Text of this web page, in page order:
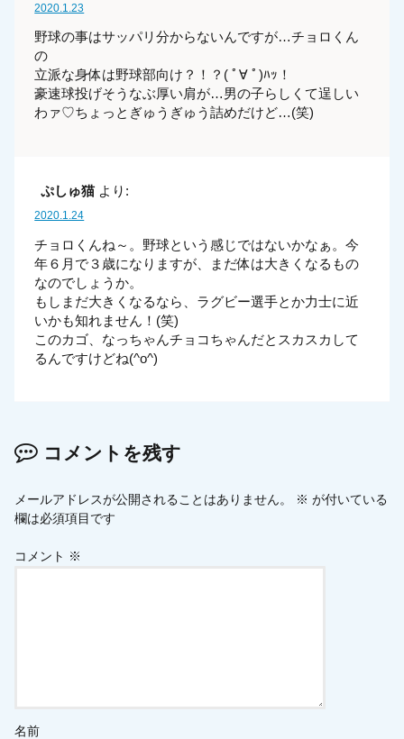
2020.1.23
野球の事はサッパリ分からないんですが…チョロくん
の
立派な身体は野球部向け？！？( ﾟ∀ ﾟ)ﾊｯ！
豪速球投げそうなぶ厚い肩が…男の子らしくて逞しい
わァ♡ちょっとぎゅうぎゅう詰めだけど…(笑)
ぷしゅ猫 より:
2020.1.24
チョロくんね～。野球という感じではないかなぁ。今
年６月で３歳になりますが、まだ体は大きくなるもの
なのでしょうか。
もしまだ大きくなるなら、ラグビー選手とか力士に近
いかも知れません！(笑)
このカゴ、なっちゃんチョコちゃんだとスカスカして
るんですけどね(^o^)
コメントを残す
メールアドレスが公開されることはありません。 ※ が付いている
欄は必須項目です
コメント ※
名前